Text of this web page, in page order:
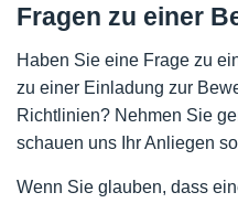
Fragen zu einer
Haben Sie eine Frage zu
zu einer Einladung zur
Richtlinien? Nehmen Sie
schauen uns Ihr Anliegen
Wenn Sie glauben, dass